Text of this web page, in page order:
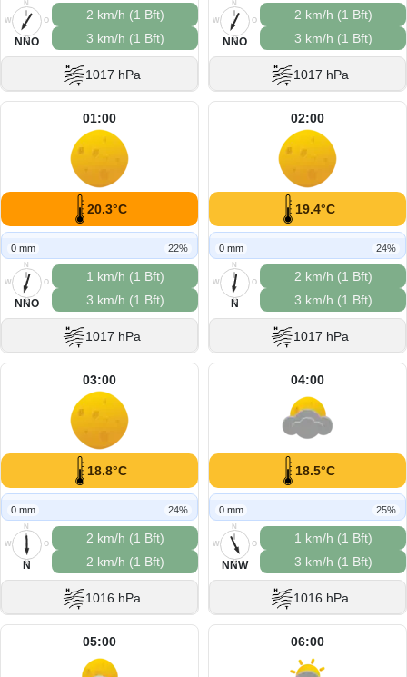
N
O
S
W
NNO
2 km/h (1 Bft)
3 km/h (1 Bft)
1017 hPa
N
O
S
W
NNO
2 km/h (1 Bft)
3 km/h (1 Bft)
1017 hPa
01:00
20.3°C
0 mm 22%
N
O
S
W
NNO
1 km/h (1 Bft)
3 km/h (1 Bft)
1017 hPa
02:00
19.4°C
0 mm 24%
N
O
S
W
N
2 km/h (1 Bft)
3 km/h (1 Bft)
1017 hPa
03:00
18.8°C
0 mm 24%
N
O
S
W
N
2 km/h (1 Bft)
2 km/h (1 Bft)
1016 hPa
04:00
18.5°C
0 mm 25%
N
O
S
W
NNW
1 km/h (1 Bft)
3 km/h (1 Bft)
1016 hPa
05:00 06:00